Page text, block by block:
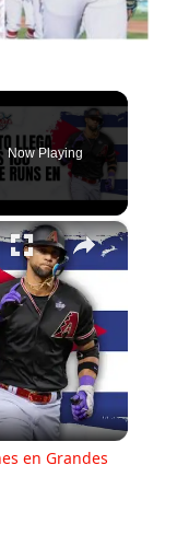
Now Playing
×
en Grandes